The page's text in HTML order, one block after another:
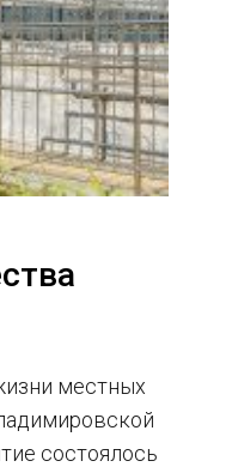
местных
состоялось